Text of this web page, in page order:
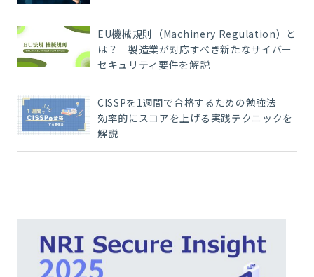
EU機械規則（Machinery Regulation）と
は？｜製造業が対応すべき新たなサイバー
セキュリティ要件を解説
CISSPを1週間で合格するための勉強法｜
効率的にスコアを上げる実践テクニックを
解説